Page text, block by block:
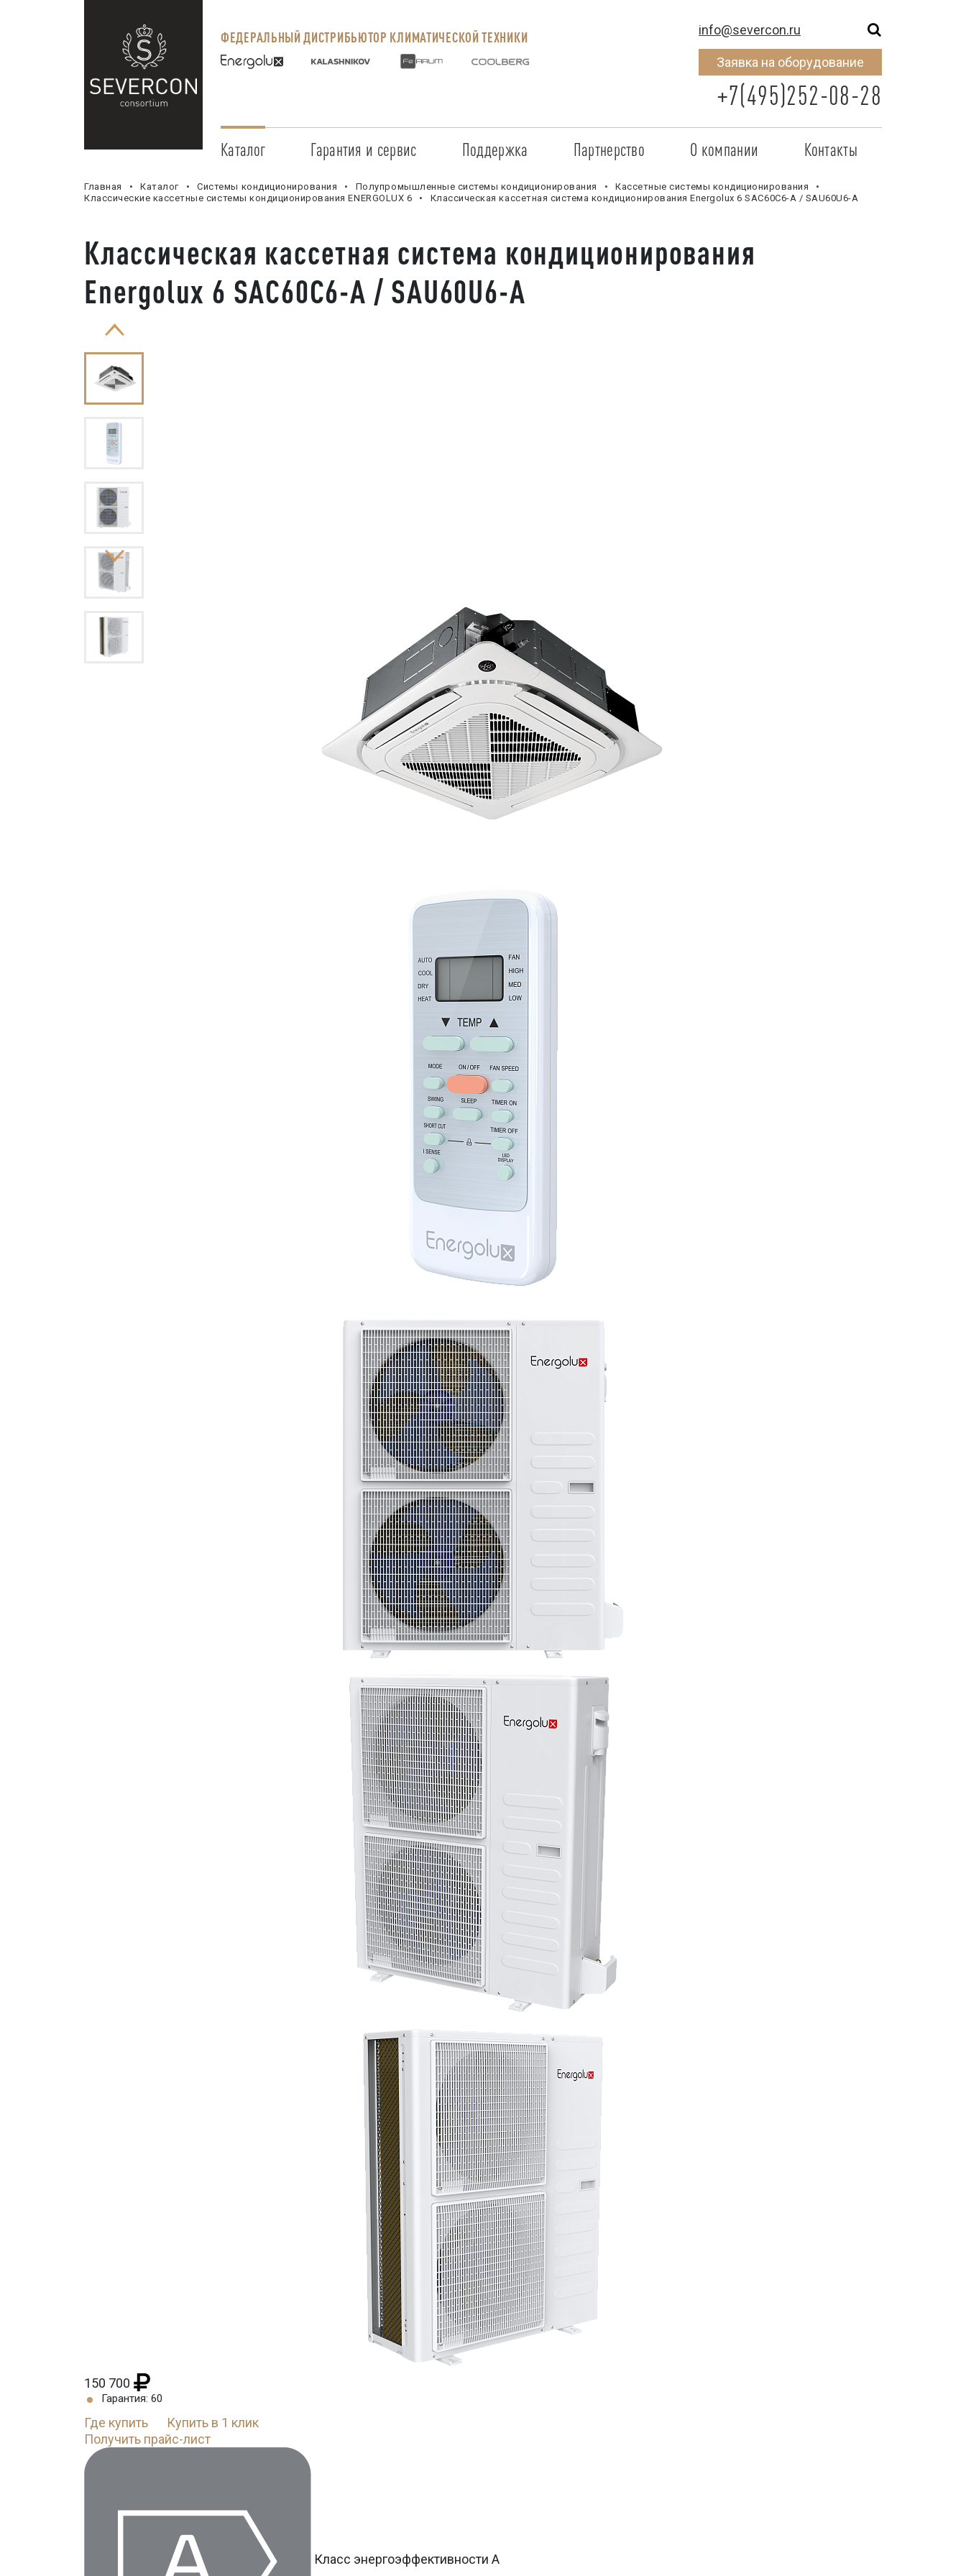
ФЕДЕРАЛЬНЫЙ ДИСТРИБЬЮТОР КЛИМАТИЧЕСКОЙ ТЕХНИКИ info@severcon.ru
Заявка на оборудование
+7(495)252-08-28
Каталог Гарантия и сервис
Сервисные центры
Прайс-лист на услуги
Заказ запчастей
Поддержка
Регистрация объекта
Документация
ПО для Energolux
Партнерство
Стать партнером
Наши партнеры
О компании
SEVERCON
Новости
Контакты
Главная Каталог Системы кондиционирования Полупромышленные системы кондиционирования
Кассетные системы кондиционирования
Классические кассетные системы кондиционирования ENERGOLUX 6
Классическая кассетная система кондиционирования Energolux 6 SAС60С6-A / SAU60U6-A
Классическая кассетная система кондиционирования
Energolux 6 SAС60С6-A / SAU60U6-A
150 700
Гарантия: 60
Где купить
Купить в 1 клик
Получить прайс-лист
Класс энергоэффективности A